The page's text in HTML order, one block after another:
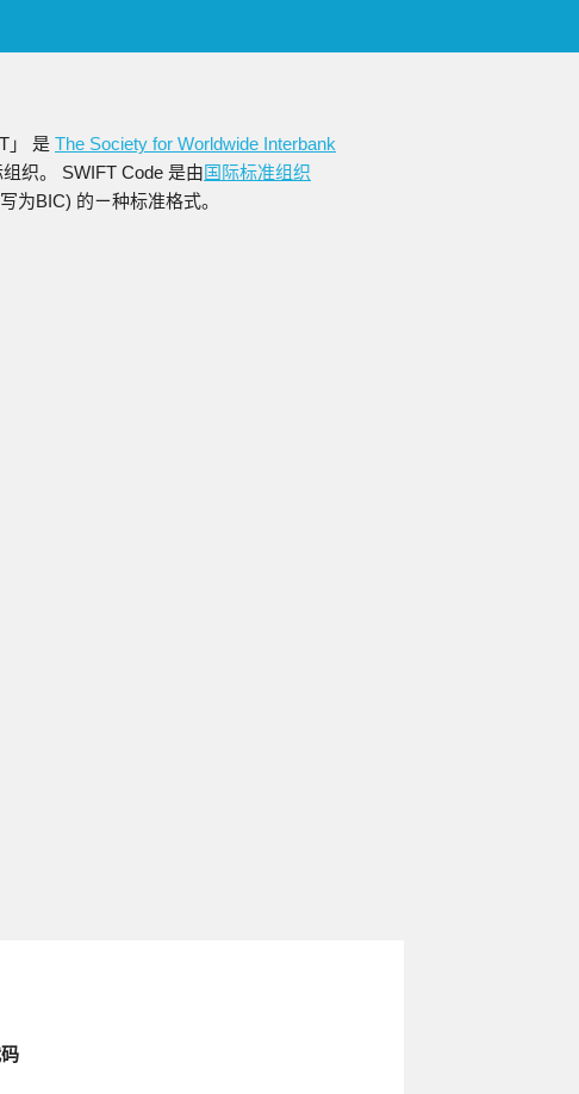
」 是 The Society for Worldwide Interbank
织。 SWIFT Code 是由国际标准组织
为BIC) 的ㄧ种标准格式。